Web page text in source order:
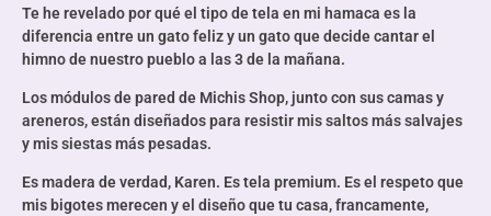
Te he revelado por qué el tipo de tela en mi hamaca es la
diferencia entre un gato feliz y un gato que decide cantar el
himno de nuestro pueblo a las 3 de la mañana.
Los módulos de pared de Michis Shop, junto con sus camas y
areneros, están diseñados para resistir mis saltos más salvajes
y mis siestas más pesadas.
Es madera de verdad, Karen. Es tela premium. Es el respeto que
mis bigotes merecen y el diseño que tu casa, francamente,